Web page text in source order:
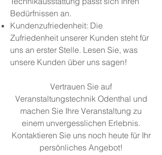
Bedürfnissen an.
Kundenzufriedenheit: Die
Zufriedenheit unserer Kunden steht für
uns an erster Stelle. Lesen Sie, was
unsere Kunden über uns sagen!
Vertrauen Sie auf
Veranstaltungstechnik Odenthal und
machen Sie Ihre Veranstaltung zu
einem unvergesslichen Erlebnis.
Kontaktieren Sie uns noch heute für Ihr
persönliches Angebot!